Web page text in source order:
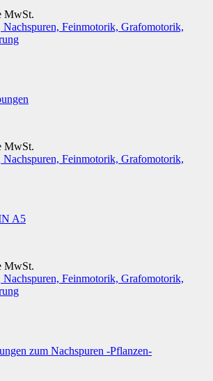
MwSt.
MwSt.
A5
MwSt.
zum Nachspuren -Pflanzen-